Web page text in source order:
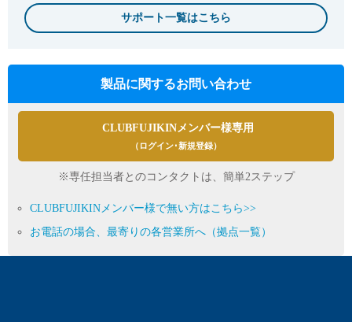
サポート一覧はこちら
製品に関するお問い合わせ
CLUBFUJIKINメンバー様専用
（ログイン･新規登録）
※専任担当者とのコンタクトは、簡単2ステップ
CLUBFUJIKINメンバー様で無い方はこちら>>
お電話の場合、最寄りの各営業所へ（拠点一覧）